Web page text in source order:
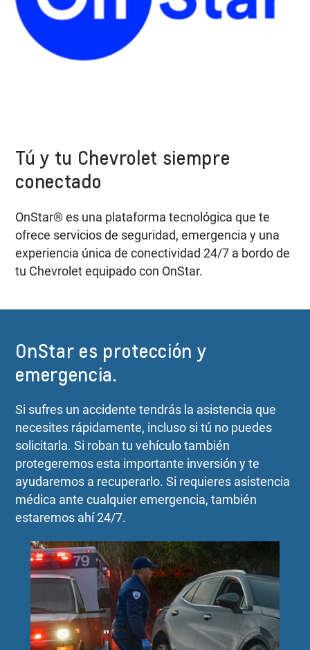
Tú y tu Chevrolet siempre
conectado
OnStar® es una plataforma tecnológica que te
ofrece servicios de seguridad, emergencia y una
experiencia única de conectividad 24/7 a bordo de
tu Chevrolet equipado con OnStar.
OnStar es protección y
emergencia.
Si sufres un accidente tendrás la asistencia que
necesites rápidamente, incluso si tú no puedes
solicitarla. Si roban tu vehículo también
protegeremos esta importante inversión y te
ayudaremos a recuperarlo. Si requieres asistencia
médica ante cualquier emergencia, también
estaremos ahí 24/7.